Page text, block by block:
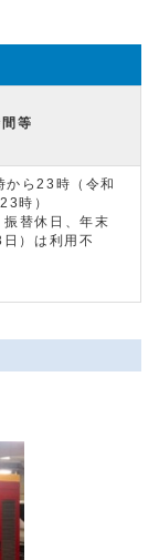
等
ら23時（令和
時）
替休日、年末
）は利用不